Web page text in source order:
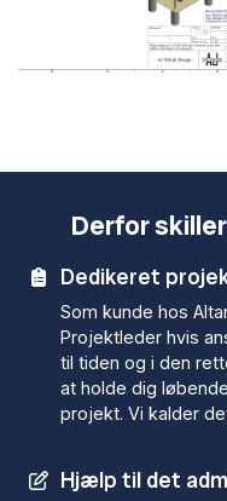
Derfor
Dedikeret
Som kunde hos
Projektleder hvis
til tiden og i den
at holde dig
projekt. Vi kalder
Hjælp til det